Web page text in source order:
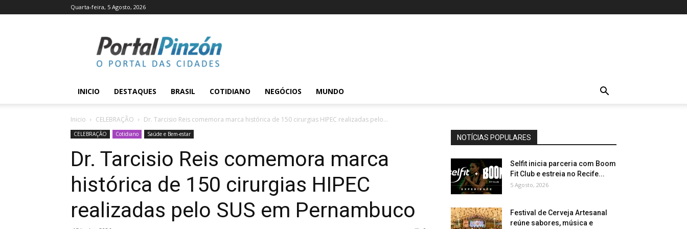
Quarta-feira, 5 Agosto, 2026
Pinzón
INICIO DESTAQUES BRASIL COTIDIANO NEGÓCIOS MUNDO
Inicio CELEBRAÇÃO Dr. Tarcisio Reis comemora marca histórica de 150 cirurgias HIPEC realizadas pelo...
CELEBRAÇÃO Cotidiano Saúde e Bem-estar
Dr. Tarcisio Reis comemora marca
histórica de 150 cirurgias HIPEC
realizadas pelo SUS em Pernambuco
NOTÍCIAS POPULARES
Selfit inicia parceria com Boom
Fit Club e estreia no Recife...
5 Agosto, 2026
Festival de Cerveja Artesanal
reúne sabores, música e